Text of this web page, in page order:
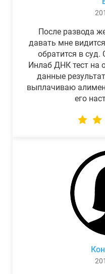
После развода
давать мне
обратится в суд.
Инлаб ДНК тест на
данные
выплачиваю
его